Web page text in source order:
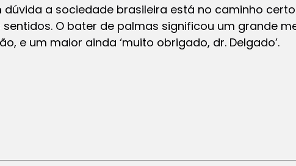
dúvida a sociedade brasileira está no caminho
O bater de palmas significou um grande
e um maior ainda ‘muito obrigado, dr. Delgado’.